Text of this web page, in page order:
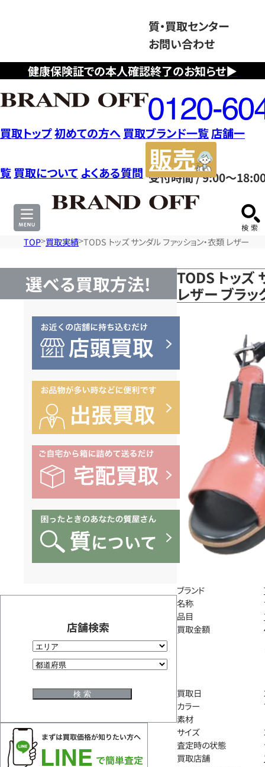
健康保険証での本人確認終了のお知らせ▶
質・買取センター
お問い合わせ
フ
リ
ー
ダ
イ
ヤ
ル
0120604117
受付時間 / 9:00～
買取トップ初めての方へ 買取ブランド一覧店舗一
覧 買取について よくある質問
サ
TOP 買取実績 TODS トッズ サンダル ファッション・衣類 レザー
選べる買取方法!
店舗検索
TODS トッズ
レザー ブラ
ブランド
名称
品目
買取金額
買取日
カラー
素材
サイズ
査定時の状態
買取店舗